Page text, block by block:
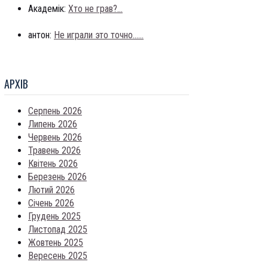
Академік: Хто не грав?...
антон: Не играли это точно......
АРХIВ
Серпень 2026
Липень 2026
Червень 2026
Травень 2026
Квітень 2026
Березень 2026
Лютий 2026
Січень 2026
Грудень 2025
Листопад 2025
Жовтень 2025
Вересень 2025